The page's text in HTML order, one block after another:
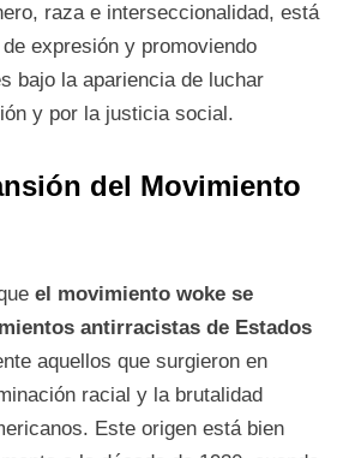
raza e interseccionalidad, está
expresión y promoviendo
bajo la apariencia de luchar
y por la justicia social.
del Movimiento
el movimiento woke se
antirracistas de Estados
aquellos que surgieron en
racial y la brutalidad
Este origen está bien